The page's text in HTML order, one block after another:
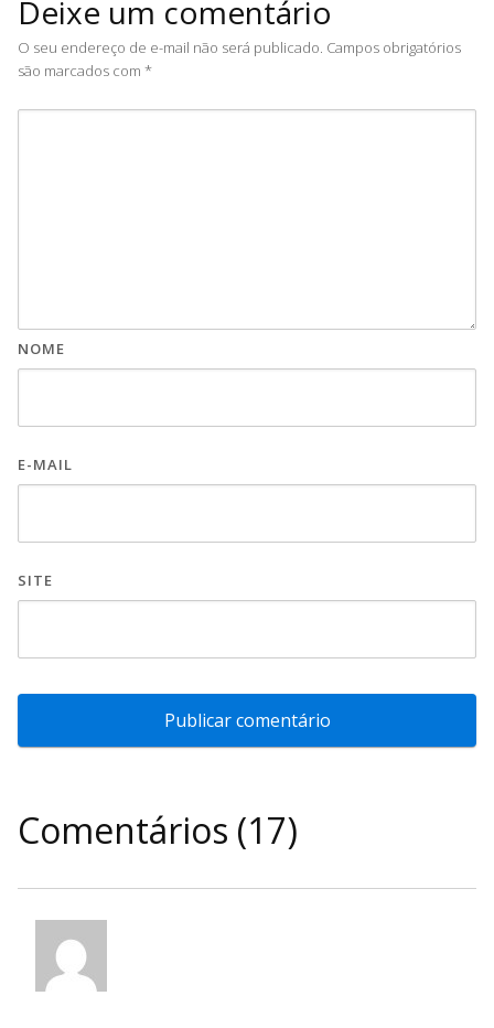
Deixe um comentário
O seu endereço de e-mail não será publicado. Campos obrigatórios
são marcados com *
NOME
E-MAIL
SITE
Comentários (17)